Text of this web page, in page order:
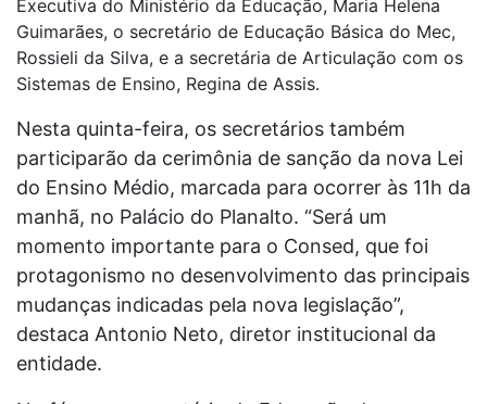
Executiva do Ministério da Educação, Maria Helena
Guimarães, o secretário de Educação Básica do Mec,
Rossieli da Silva, e a secretária de Articulação com os
Sistemas de Ensino, Regina de Assis.
Nesta quinta-feira, os secretários também
participarão da cerimônia de sanção da nova Lei
do Ensino Médio, marcada para ocorrer às 11h da
manhã, no Palácio do Planalto. “Será um
momento importante para o Consed, que foi
protagonismo no desenvolvimento das principais
mudanças indicadas pela nova legislação”,
destaca Antonio Neto, diretor institucional da
entidade.